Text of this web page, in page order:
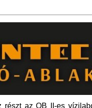
részt az OB II-es